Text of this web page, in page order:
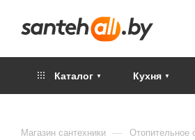
Каталог Кухня
Магазин сантехники — Отопительное